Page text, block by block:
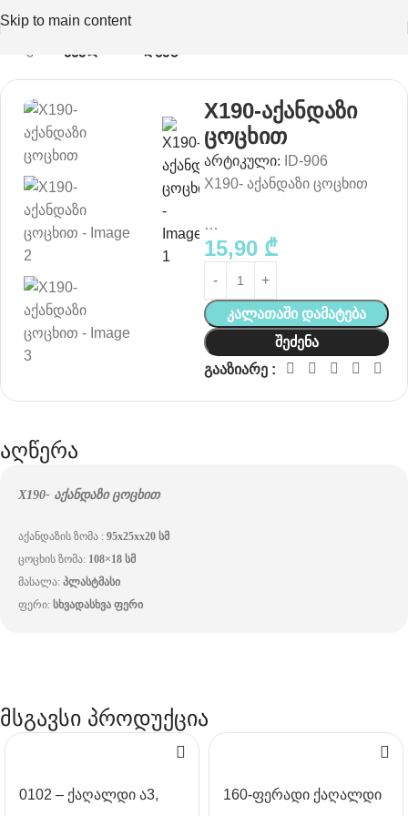
Skip to main content
X190-აქანდაზი
ცოცხით
არტიკული:
ID-906
X190- აქანდაზი ცოცხით
…
15,90 ₾
Კალათაში Დამატება
Შეძენა
გააზიარე :
აღწერა
X190- აქანდაზი ცოცხით
აქანდაზის ზომა : 95x25xx20 სმ
ცოცხის ზომა: 108×18 სმ
მასალა: პლასტმასი
ფერი: სხვადასხვა ფერი
მსგავსი პროდუქცია
0102 – ქაღალდი ა3,
160-ფერადი ქაღალდი